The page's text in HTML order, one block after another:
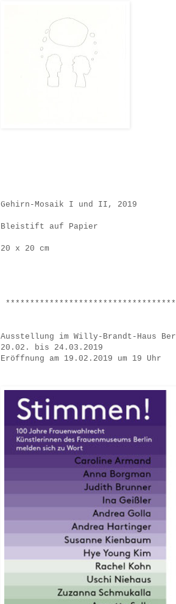
Gehirn-Mosaik I und II, 2019
Bleistift auf Papier
20 x 20 cm
Ausstellung im Willy-Brandt-Haus
20.02. bis 24.03.2019
Eröffnung am 19.02.2019 um 19 Uhr